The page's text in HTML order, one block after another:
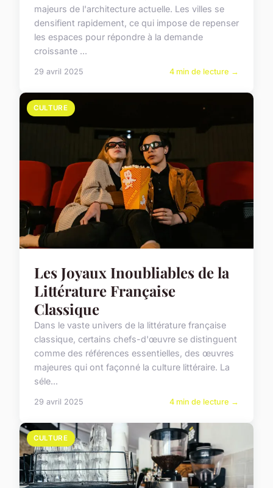
majeurs de l'architecture actuelle. Les villes se
densifient rapidement, ce qui impose de repenser
les espaces pour répondre à la demande
croissante ...
29 avril 2025 4 min de lecture →
CULTURE
Les Joyaux Inoubliables de la
Littérature Française
Classique
Dans le vaste univers de la littérature française
classique, certains chefs-d'œuvre se distinguent
comme des références essentielles, des œuvres
majeures qui ont façonné la culture littéraire. La
séle...
29 avril 2025 4 min de lecture →
CULTURE